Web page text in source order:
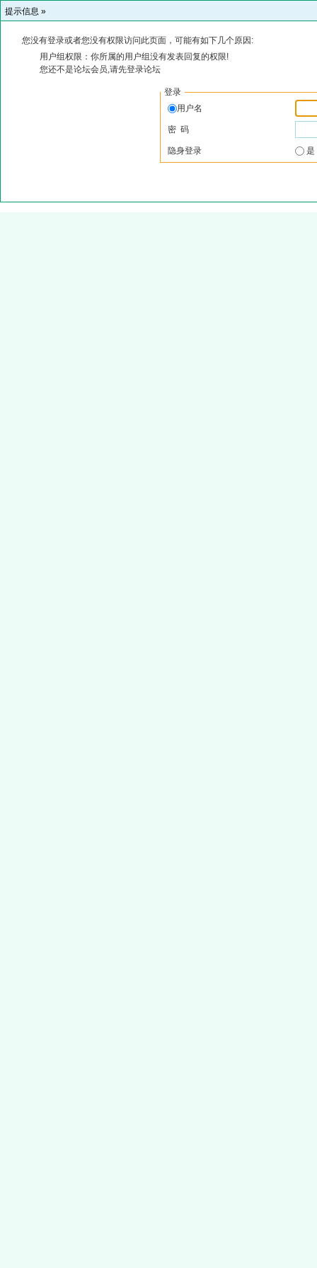
提示信息 »
您没有登录或者您没有权限访问此页面，可能有如下几个原因:
用户组权限：你所属的用户组没有发表回复的权限!
您还不是论坛会员,请先登录论坛
登录
用户名
密 码
隐身登录